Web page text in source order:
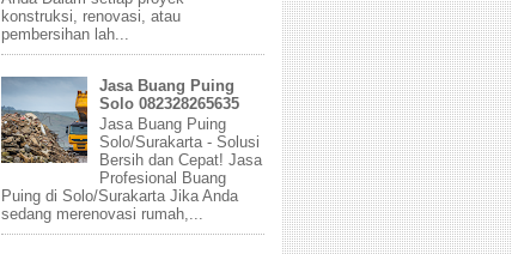
konstruksi, renovasi, atau
pembersihan lah...
Jasa Buang Puing
Solo 082328265635
Jasa Buang Puing
Solo/Surakarta - Solusi
Bersih dan Cepat! Jasa
Profesional Buang
Puing di Solo/Surakarta Jika Anda
sedang merenovasi rumah,...